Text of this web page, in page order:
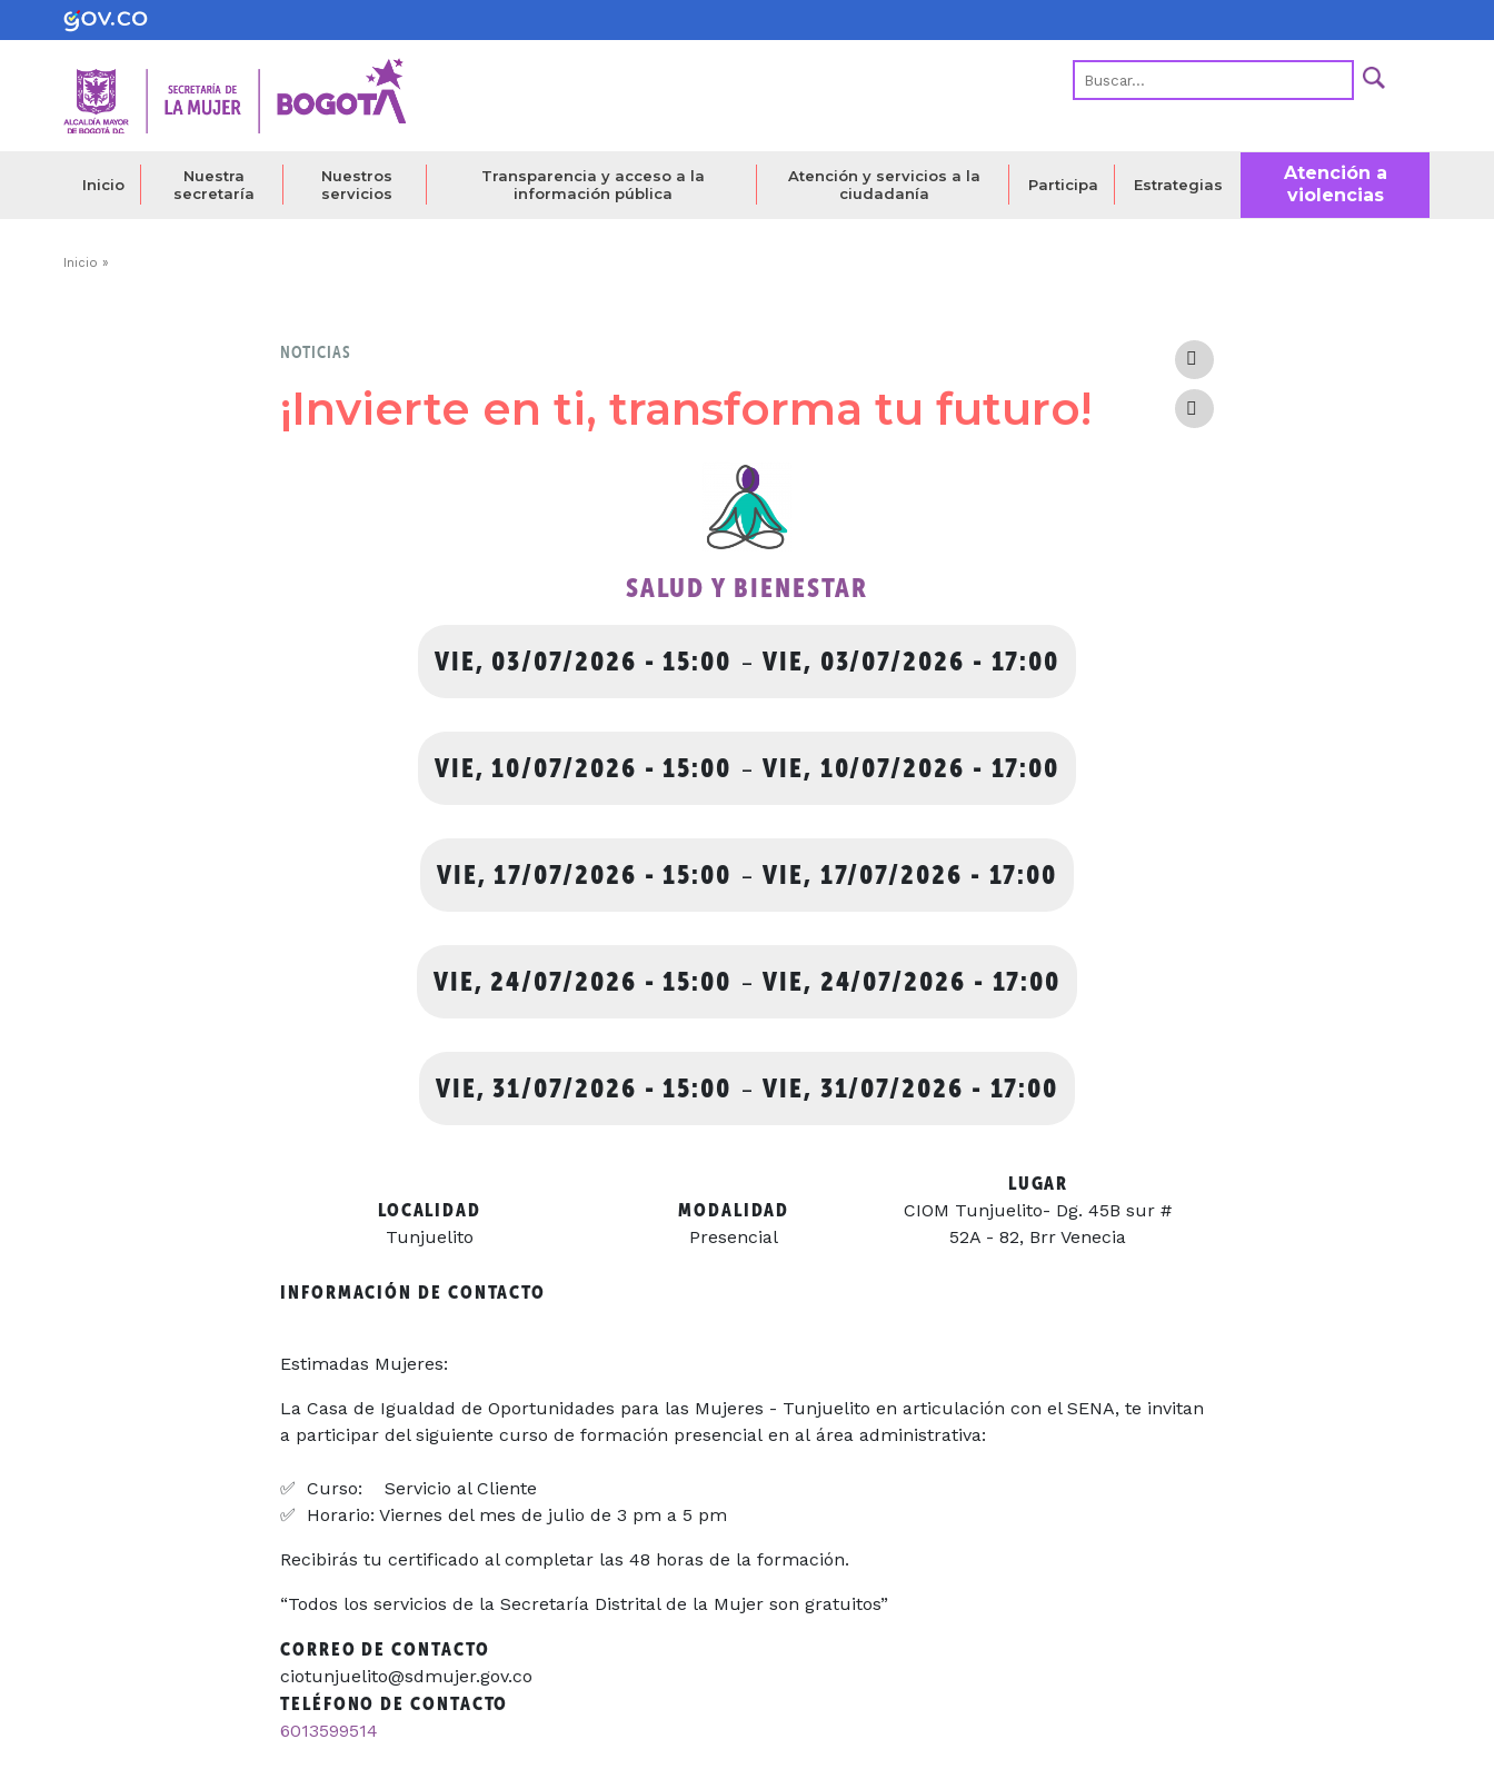
al
contenido
Inicio
Nuestra
secretaría
Nuestros
servicios
Transparencia y acceso a la
información pública
Atención y servicios a la
ciudadanía
Participa Estrategias
Atención a
violencias
Ruta
Inicio
NOTICIAS
¡Invierte en ti, transforma tu futuro!
SALUD Y BIENESTAR
VIE, 03/07/2026 - 15:00 - VIE, 03/07/2026 - 17:00
VIE, 10/07/2026 - 15:00 - VIE, 10/07/2026 - 17:00
VIE, 17/07/2026 - 15:00 - VIE, 17/07/2026 - 17:00
VIE, 24/07/2026 - 15:00 - VIE, 24/07/2026 - 17:00
VIE, 31/07/2026 - 15:00 - VIE, 31/07/2026 - 17:00
LOCALIDAD
Tunjuelito
MODALIDAD
Presencial
LUGAR
CIOM Tunjuelito- Dg. 45B sur #
52A - 82, Brr Venecia
INFORMACIÓN DE CONTACTO
Estimadas Mujeres:
La Casa de Igualdad de Oportunidades para las Mujeres - Tunjuelito en articulación con el SENA, te invitan
a participar del siguiente curso de formación presencial en al área administrativa:
✅ Curso: Servicio al Cliente
✅ Horario: Viernes del mes de julio de 3 pm a 5 pm
Recibirás tu certificado al completar las 48 horas de la formación.
“Todos los servicios de la Secretaría Distrital de la Mujer son gratuitos”
CORREO DE CONTACTO
ciotunjuelito@sdmujer.gov.co
TELÉFONO DE CONTACTO
6013599514